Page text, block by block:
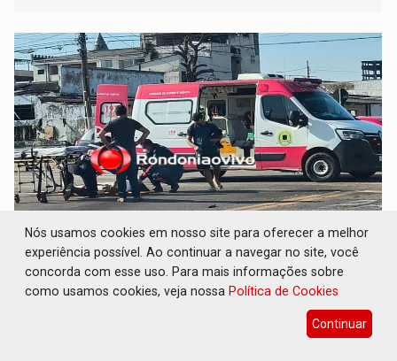
apreendido quando já estava dentro da sede da entidade
— em pleno ano eleitoral em Rondônia
VÍDEO: Ciclista é atropelado por carro na
região Central de Porto Velho
Polícia 07 de Agosto de 2026 às 09:31
Nós usamos cookies em nosso site para oferecer a melhor
experiência possível. Ao continuar a navegar no site, você
concorda com esse uso. Para mais informações sobre
como usamos cookies, veja nossa Política de Cookies
Continuar